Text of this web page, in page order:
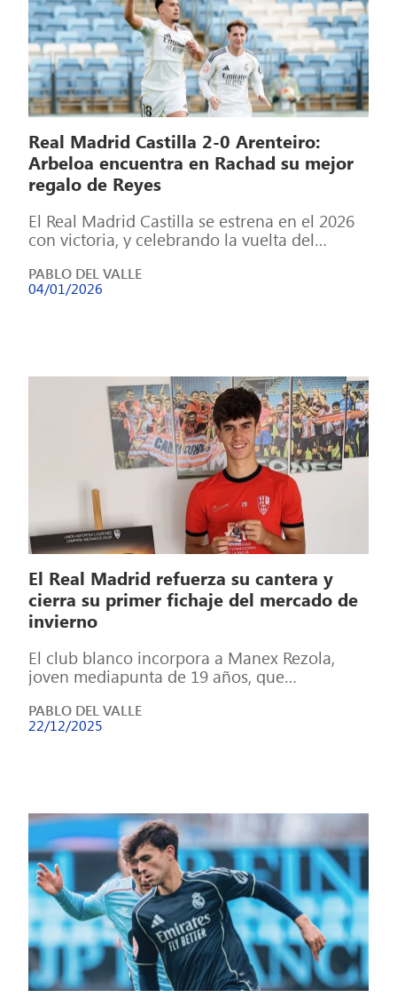
Real Madrid Castilla 2-0 Arenteiro:
Arbeloa encuentra en Rachad su mejor
regalo de Reyes
El Real Madrid Castilla se estrena en el 2026
con victoria, y celebrando la vuelta del
PABLO DEL VALLE
04/01/2026
El Real Madrid refuerza su cantera y
cierra su primer fichaje del mercado de
invierno
El club blanco incorpora a Manex Rezola,
joven mediapunta de 19 años, que
PABLO DEL VALLE
22/12/2025